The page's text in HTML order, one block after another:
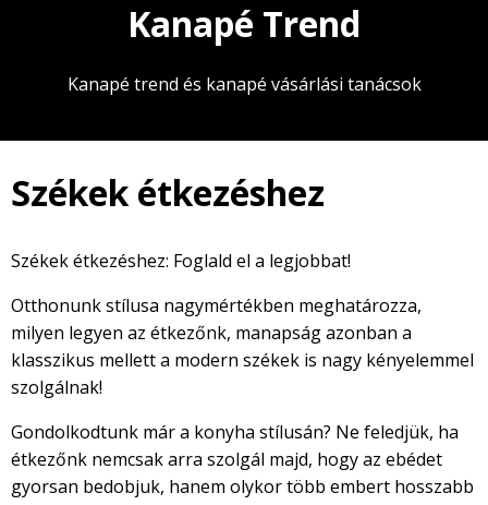
Kanapé Trend
Kanapé trend és kanapé vásárlási tanácsok
Székek étkezéshez
Székek étkezéshez: Foglald el a legjobbat!
Otthonunk stílusa nagymértékben meghatározza,
milyen legyen az étkezőnk, manapság azonban a
klasszikus mellett a modern székek is nagy kényelemmel
szolgálnak!
Gondolkodtunk már a konyha stílusán? Ne feledjük, ha
étkezőnk nemcsak arra szolgál majd, hogy az ebédet
gyorsan bedobjuk, hanem olykor több embert hosszabb